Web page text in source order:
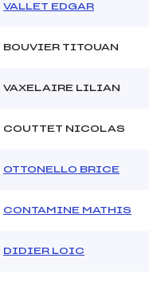
VALLET EDGAR
BOUVIER TITOUAN
VAXELAIRE LILIAN
COUTTET NICOLAS
OTTONELLO BRICE
CONTAMINE MATHIS
DIDIER LOIC